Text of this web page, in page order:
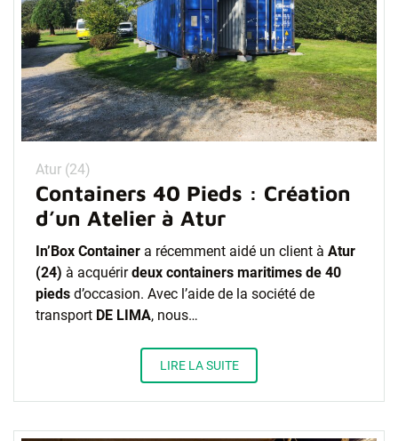
Atur (24)
Containers 40 Pieds : Création
d’un Atelier à Atur
In’Box Container a récemment aidé un client à Atur
(24) à acquérirdeux containers maritimes de 40
pieds d’occasion. Avec l’aide de la société de
transport DE LIMA, nous…
LIRE LA SUITE